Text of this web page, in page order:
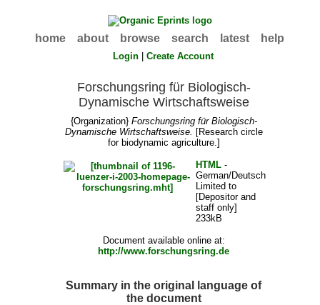
home about browse search latest help
Login |Create Account
Forschungsring für Biologisch-
Dynamische Wirtschaftsweise
{Organization} Forschungsring für Biologisch-
Dynamische Wirtschaftsweise. [Research circle
for biodynamic agriculture.]
HTML-
German/Deutsch
Limited to
[Depositor and
staff only]
233kB
Document available online at:
http://www.forschungsring.de
Summary in the original language of
the document